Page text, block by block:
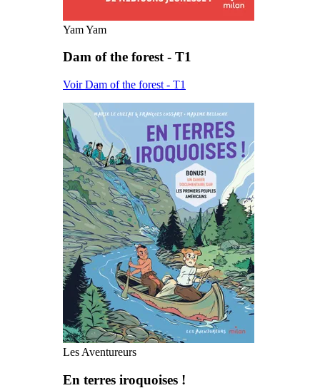
Yam Yam
Dam of the forest - T1
Voir Dam of the forest - T1
Les Aventureurs
En terres iroquoises !